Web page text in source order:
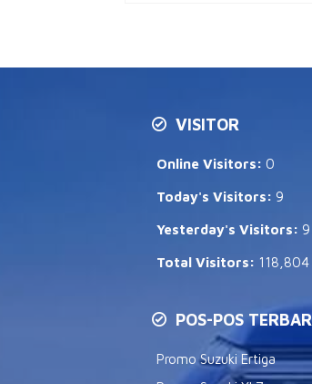
VISITOR
Online Visitors: 0
Today's Visitors: 9
Yesterday's Visitors: 9
Total Visitors: 118,804
POS-POS
Promo Suzuki Ertiga